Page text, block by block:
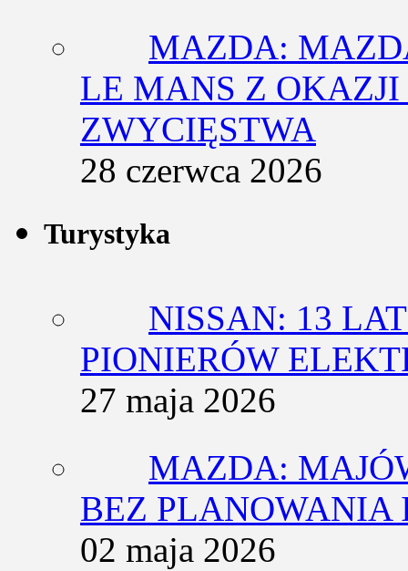
MAZDA:
LE MANS Z
ZWYCIĘSTWA
28 czerwca 2026
Turystyka
NISSAN: 13
PIONIERÓW
27 maja 2026
MAZDA:
BEZ PLANOWANIA
02 maja 2026